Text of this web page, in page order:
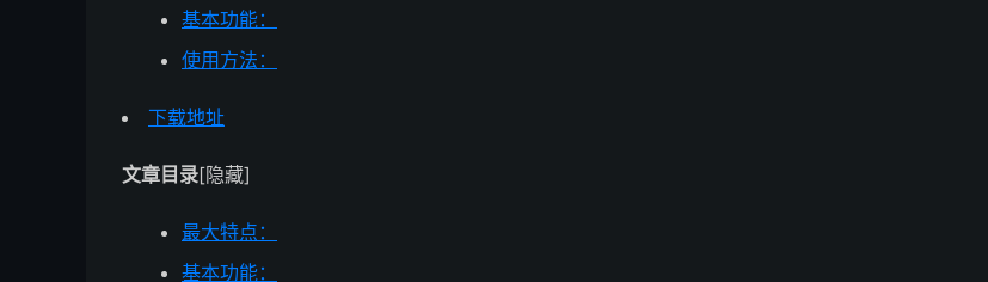
基本功能：
使用方法：
下载地址
文章目录[隐藏]
最大特点：
基本功能：